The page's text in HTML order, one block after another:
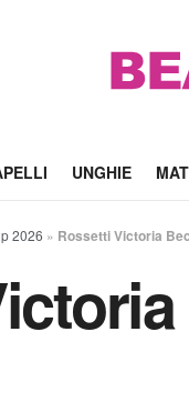
UNGHIE
2026 » Rossetti Victoria